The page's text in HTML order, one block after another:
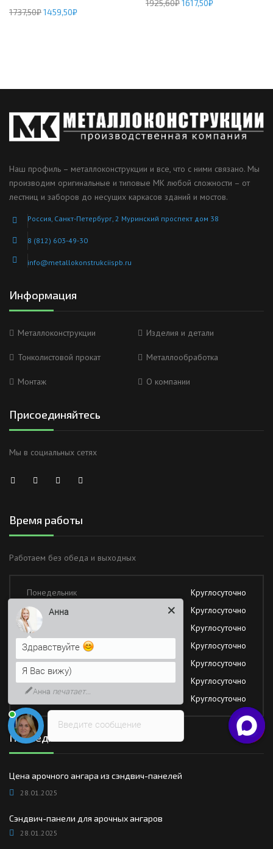
1737,50₽1459,50₽
1925,60₽1617,50₽
Наш профиль – металлоконструкции и все, что с ними связано. Мы
производим оригинальные и типовые МК любой сложности – от
лестниц и заборов до несущих каркасов зданий и мостов.
Россия, Санкт-Петербург, 2 Муринский проспект дом 38
8 (812) 603-49-30
info@metallokonstrukciispb.ru
Информация
Металлоконструкции Изделия и детали
Тонколистовой прокат Металлообработка
Монтаж О компании
Присоединяйтесь
Мы в социальных сетях
Время работы
Работаем без обеда и выходных
Понедельник
Круглосуточно
Вторник
Круглосуточно
Среда
Круглосуточно
Четверг
Круглосуточно
Пятница
Круглосуточно
Суббота
Круглосуточно
Круглосуточно
Последние новости
Цена арочного ангара из сэндвич-панелей
28.01.2025
Сэндвич-панели для арочных ангаров
28.01.2025
Введите сообщение
Анна
Здравствуйте
Я Вас вижу)
Анна печатает...